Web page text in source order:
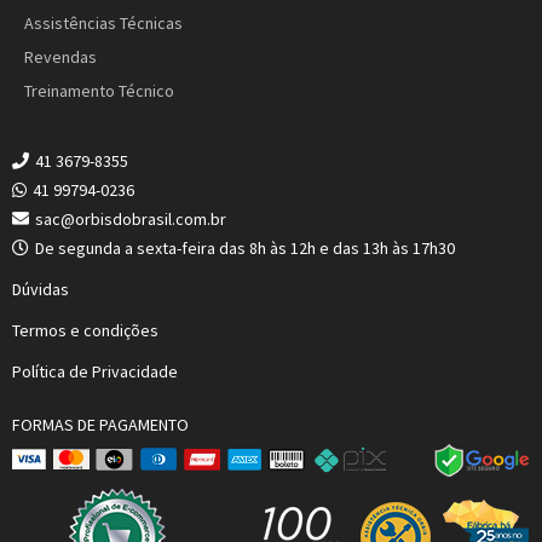
Assistências Técnicas
Revendas
Treinamento Técnico
41 3679-8355
41 99794-0236
sac@orbisdobrasil.com.br
De segunda a sexta-feira das 8h às 12h e das 13h às 17h30
Dúvidas
Termos e condições
Política de Privacidade
FORMAS DE PAGAMENTO